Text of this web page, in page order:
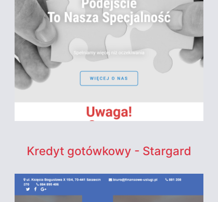
Kredyt gotówkowy - Stargard